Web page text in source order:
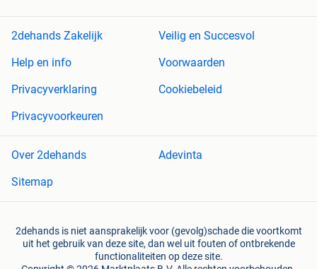
2dehands Zakelijk
Veilig en Succesvol
Help en info
Voorwaarden
Privacyverklaring
Cookiebeleid
Privacyvoorkeuren
Over 2dehands
Adevinta
Sitemap
2dehands is niet aansprakelijk voor (gevolg)schade die voortkomt
uit het gebruik van deze site, dan wel uit fouten of ontbrekende
functionaliteiten op deze site.